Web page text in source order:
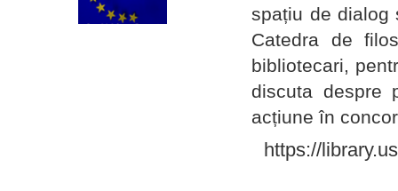
spațiu de dialog
Catedra de
bibliotecari,
discuta despre
acțiune în
https://